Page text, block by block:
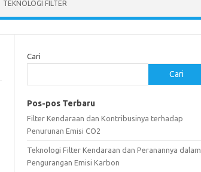
TEKNOLOGI FILTER
Cari
Cari
Pos-pos Terbaru
Filter Kendaraan dan Kontribusinya terhadap
Penurunan Emisi CO2
Teknologi Filter Kendaraan dan Peranannya dalam
Pengurangan Emisi Karbon